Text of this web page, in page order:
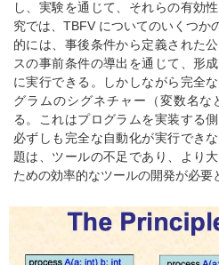
し、実験を通じて、それらの有効
究では、TBFV についてのいくつか
的には、事後条件から定義された
スの事前条件の導出を通じて、形
に実行できる。しかしながら完全
グラムのシグネチャー（変数名な
る。これはプログラムを実装する
必ずしも完全な自動化が実行でき
題は、ツールの不足であり、より
ための効率的なツールの開発が必要